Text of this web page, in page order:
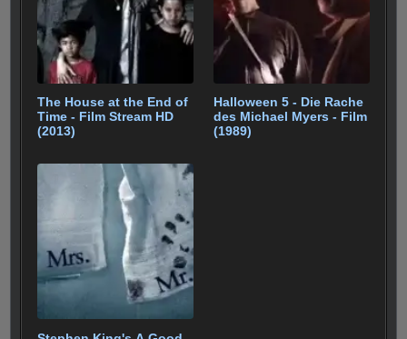
The House at the End of
Time - Film Stream HD
(2013)
Halloween 5 - Die Rache
des Michael Myers - Film
(1989)